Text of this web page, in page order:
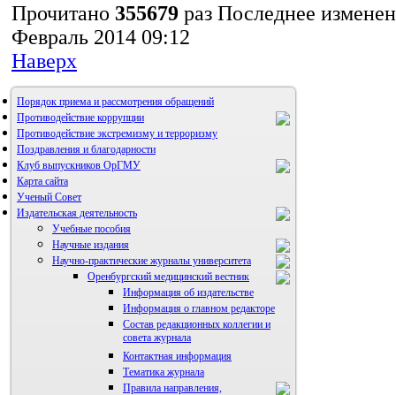
Прочитано 355679 раз Последнее
Февраль 2014 09:12
Наверх
Порядок приема и рассмотрения обращений
Противодействие коррупции
Противодействие экстремизму и терроризму
Поздравления и благодарности
Клуб выпускников ОрГМУ
Карта сайта
Ученый Совет
Издательская деятельность
Учебные пособия
Научные издания
Научно-практические журналы университета
Оренбургский медицинский вестник
Информация об издательстве
Информация о главном редакторе
Состав редакционных коллегии и
совета журнала
Контактная информация
Тематика журнала
Правила направления,